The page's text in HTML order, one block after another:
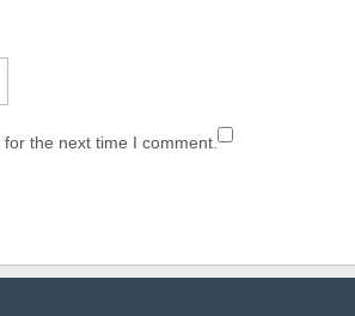
the next time I comment.